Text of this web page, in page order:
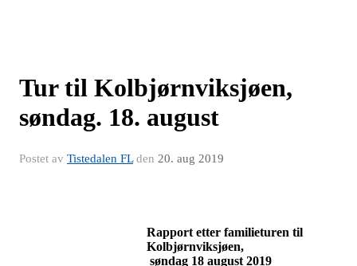
Tur til Kolbjørnviksjøen,
søndag. 18. august
Postet av Tistedalen FLden 20. aug 2019
Rapport etter familieturen til
Kolbjørnviksjøen,
søndag 18 august 2019